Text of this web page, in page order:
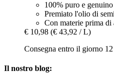
100% puro e genuino
Premiato l'olio di
Con materie prima di
€ 10,98 (€ 43,92 / L)
Consegna entro il giorno 12
Il nostro blog: